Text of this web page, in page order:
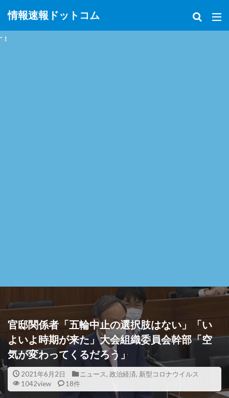
情報速報ドットコム
官邸関係者「五輪中止の選択肢はない」「い
よいよ時期が来た」大会組織委員会幹部「空
気が変わってくるだろう」
2021年6月2日 ニュース, 政治経済, 新型コロナウイルス
1042view
18件